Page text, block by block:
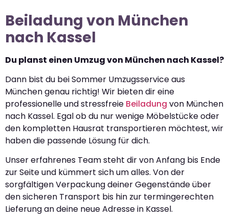
Beiladung von München
nach Kassel
Du planst einen Umzug von München nach Kassel?
Dann bist du bei Sommer Umzugsservice aus
München genau richtig! Wir bieten dir eine
professionelle und stressfreie Beiladung von München
nach Kassel. Egal ob du nur wenige Möbelstücke oder
den kompletten Hausrat transportieren möchtest, wir
haben die passende Lösung für dich.
Unser erfahrenes Team steht dir von Anfang bis Ende
zur Seite und kümmert sich um alles. Von der
sorgfältigen Verpackung deiner Gegenstände über
den sicheren Transport bis hin zur termingerechten
Lieferung an deine neue Adresse in Kassel.